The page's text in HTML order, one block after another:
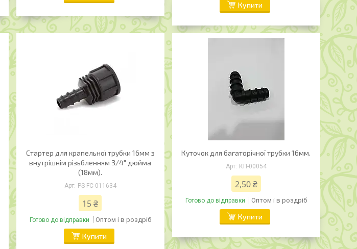
Купити
Стартер для крапельної трубки 16мм з
внутрішнім різьбленням 3/4" дюйма
(18мм).
PS-FC-011634
15 ₴
Готово до відправки Оптом і в роздріб
Купити
Куточок для багаторічної трубки 16мм.
КП-00054
2,50 ₴
Готово до відправки Оптом і в роздріб
Купити